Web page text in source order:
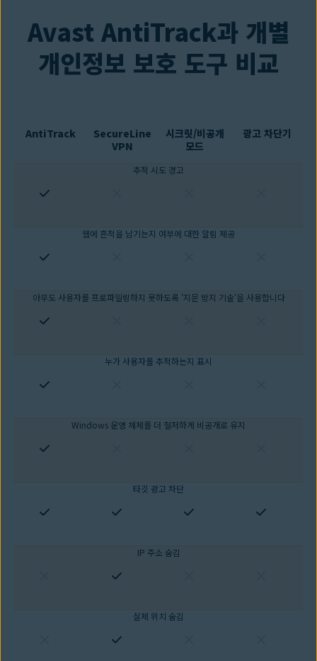
Avast AntiTrack과 개별
개인정보 보호 도구 비교
AntiTrack
SecureLine
VPN
시크릿/비공개
모드
광고 차단기
추적 시도 경고
웹에 흔적을 남기는지 여부에 대한 알림 제공
아무도 사용자를 프로파일링하지 못하도록 '지문 방지 기술'을 사용합니다
누가 사용자를 추적하는지 표시
Windows 운영 체제를 더 철저하게 비공개로 유지
타깃 광고 차단
IP 주소 숨김
실제 위치 숨김